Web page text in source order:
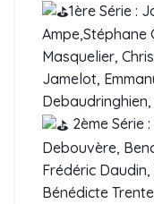
1ère Série :
Ampe,Stéphane
Masquelier,
Jamelot,
2ème Série
Debouvère,
Frédéric
Bénédicte